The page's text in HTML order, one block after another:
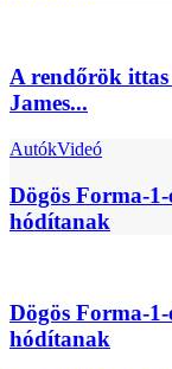
A rendőrök ittas
James...
AutókVideó
Dögös Forma-
hódítanak
Dögös Forma-
hódítanak